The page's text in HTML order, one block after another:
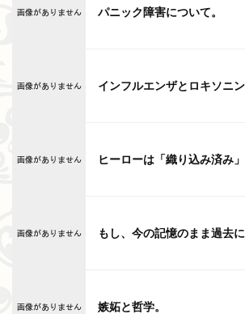
パニック障害について。
インフルエンザとロキソニン
ヒーローは「織り込み済み」
もし、今の記憶のまま過去
嫉妬と哲学。